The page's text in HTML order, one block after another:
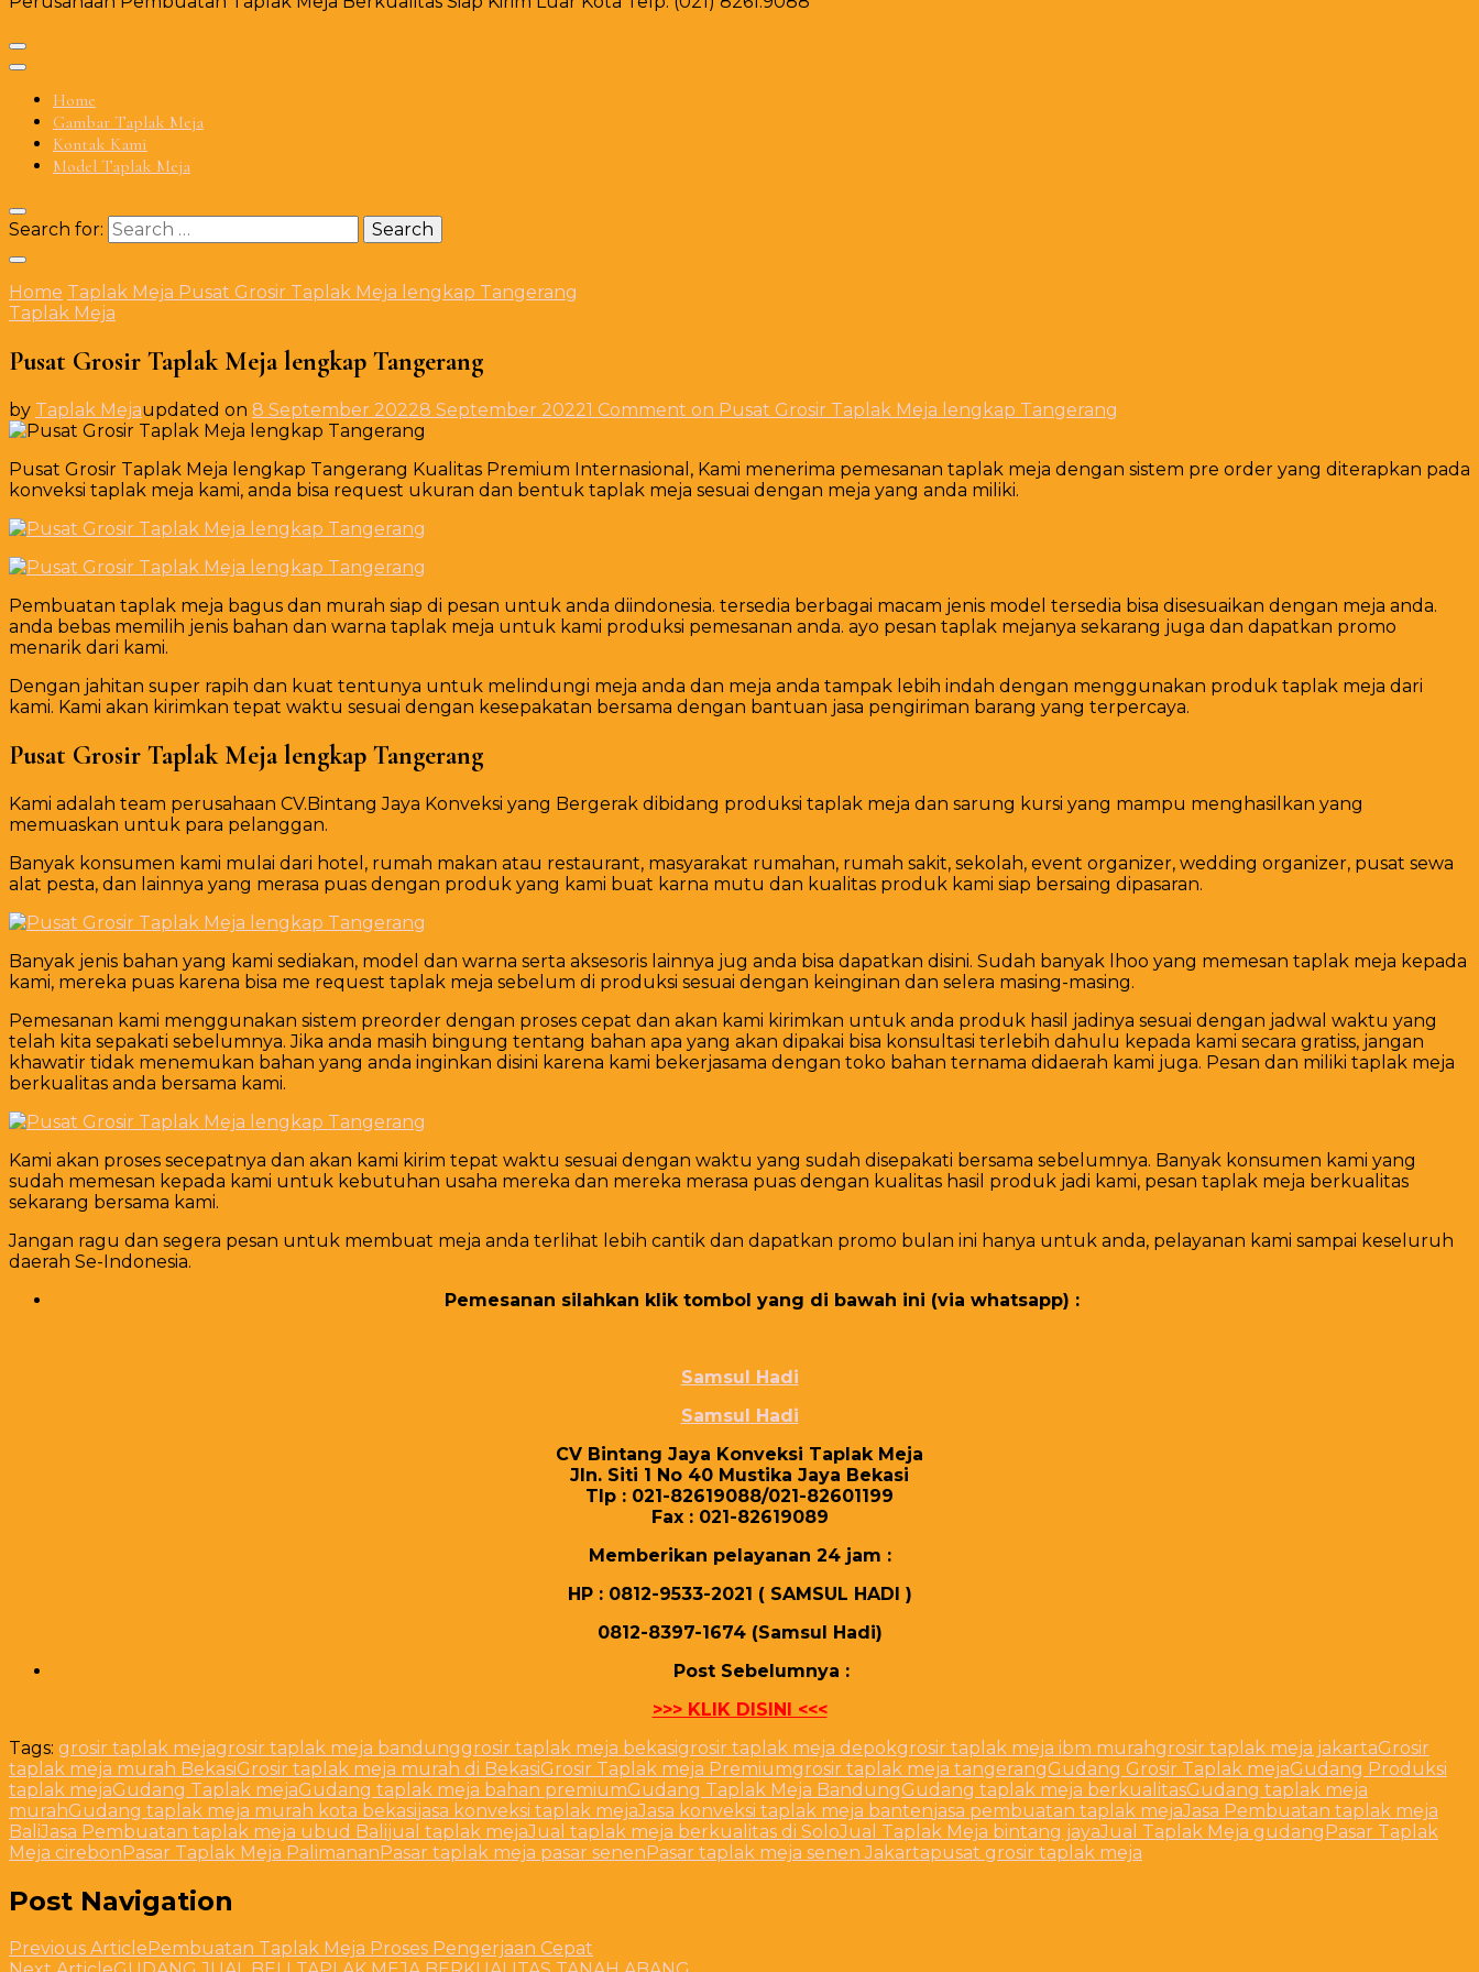
Home
Gambar Taplak Meja
Kontak Kami
Model Taplak Meja
Search for:
Home Taplak Meja Pusat Grosir Taplak Meja lengkap Tangerang
Taplak Meja
Pusat Grosir Taplak Meja lengkap Tangerang
by Taplak Mejaupdated on 8 September 20228 September 20221 Comment on Pusat Grosir Taplak Meja lengkap Tangerang
Pusat Grosir Taplak Meja lengkap Tangerang Kualitas Premium Internasional, Kami menerima pemesanan taplak meja dengan sistem pre order yang diterapkan pada
konveksi taplak meja kami, anda bisa request ukuran dan bentuk taplak meja sesuai dengan meja yang anda miliki.
Pembuatan taplak meja bagus dan murah siap di pesan untuk anda diindonesia. tersedia berbagai macam jenis model tersedia bisa disesuaikan dengan meja anda.
anda bebas memilih jenis bahan dan warna taplak meja untuk kami produksi pemesanan anda. ayo pesan taplak mejanya sekarang juga dan dapatkan promo
menarik dari kami.
Dengan jahitan super rapih dan kuat tentunya untuk melindungi meja anda dan meja anda tampak lebih indah dengan menggunakan produk taplak meja dari
kami. Kami akan kirimkan tepat waktu sesuai dengan kesepakatan bersama dengan bantuan jasa pengiriman barang yang terpercaya.
Pusat Grosir Taplak Meja lengkap Tangerang
Kami adalah team perusahaan CV.Bintang Jaya Konveksi yang Bergerak dibidang produksi taplak meja dan sarung kursi yang mampu menghasilkan yang
memuaskan untuk para pelanggan.
Banyak konsumen kami mulai dari hotel, rumah makan atau restaurant, masyarakat rumahan, rumah sakit, sekolah, event organizer, wedding organizer, pusat sewa
alat pesta, dan lainnya yang merasa puas dengan produk yang kami buat karna mutu dan kualitas produk kami siap bersaing dipasaran.
Banyak jenis bahan yang kami sediakan, model dan warna serta aksesoris lainnya jug anda bisa dapatkan disini. Sudah banyak lhoo yang memesan taplak meja kepada
kami, mereka puas karena bisa me request taplak meja sebelum di produksi sesuai dengan keinginan dan selera masing-masing.
Pemesanan kami menggunakan sistem preorder dengan proses cepat dan akan kami kirimkan untuk anda produk hasil jadinya sesuai dengan jadwal waktu yang
telah kita sepakati sebelumnya. Jika anda masih bingung tentang bahan apa yang akan dipakai bisa konsultasi terlebih dahulu kepada kami secara gratiss, jangan
khawatir tidak menemukan bahan yang anda inginkan disini karena kami bekerjasama dengan toko bahan ternama didaerah kami juga. Pesan dan miliki taplak meja
berkualitas anda bersama kami.
Kami akan proses secepatnya dan akan kami kirim tepat waktu sesuai dengan waktu yang sudah disepakati bersama sebelumnya. Banyak konsumen kami yang
sudah memesan kepada kami untuk kebutuhan usaha mereka dan mereka merasa puas dengan kualitas hasil produk jadi kami, pesan taplak meja berkualitas
sekarang bersama kami.
Jangan ragu dan segera pesan untuk membuat meja anda terlihat lebih cantik dan dapatkan promo bulan ini hanya untuk anda, pelayanan kami sampai keseluruh
daerah Se-Indonesia.
Pemesanan silahkan klik tombol yang di bawah ini (via whatsapp) :
Samsul Hadi
Samsul Hadi
CV Bіntаng Jауа Konveksi Tарlаk Mеја
Jln. Sіtі 1 Nо 40 Muѕtіkа Jауа Bеkаѕі
Tlр : 021-82619088/021-82601199
Fаx : 021-82619089
Mеmbеrіkаn реlауаnаn 24 јаm :
HP : 0812-9533-2021 ( SAMSUL HADI )
0812-8397-1674 (Samsul Hadi)
Post Sebelumnya :
>>> KLIK DISINI <<<
Tags: grosir taplak mejagrosir taplak meja bandunggrosir taplak meja bekasigrosir taplak meja depokgrosir taplak meja ibm murahgrosir taplak meja jakartaGrosir
taplak meja murah BekasiGrosir taplak meja murah di BekasiGrosir Taplak meja Premiumgrosir taplak meja tangerangGudang Grosir Taplak mejaGudang Produksi
taplak mejaGudang Taplak mejaGudang taplak meja bahan premiumGudang Taplak Meja BandungGudang taplak meja berkualitasGudang taplak meja
murahGudang taplak meja murah kota bekasijasa konveksi taplak mejaJasa konveksi taplak meja bantenjasa pembuatan taplak mejaJasa Pembuatan taplak meja
BaliJasa Pembuatan taplak meja ubud Balijual taplak mejaJual taplak meja berkualitas di SoloJual Taplak Meja bintang jayaJual Taplak Meja gudangPasar Taplak
Meja cirebonPasar Taplak Meja PalimananPasar taplak meja pasar senenPasar taplak meja senen Jakartapusat grosir taplak meja
Post Navigation
Previous Article Pembuatan Taplak Meja Proses Pengerjaan Cepat